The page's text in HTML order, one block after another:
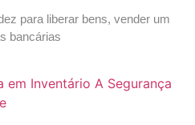
para liberar bens, vender um
bancárias